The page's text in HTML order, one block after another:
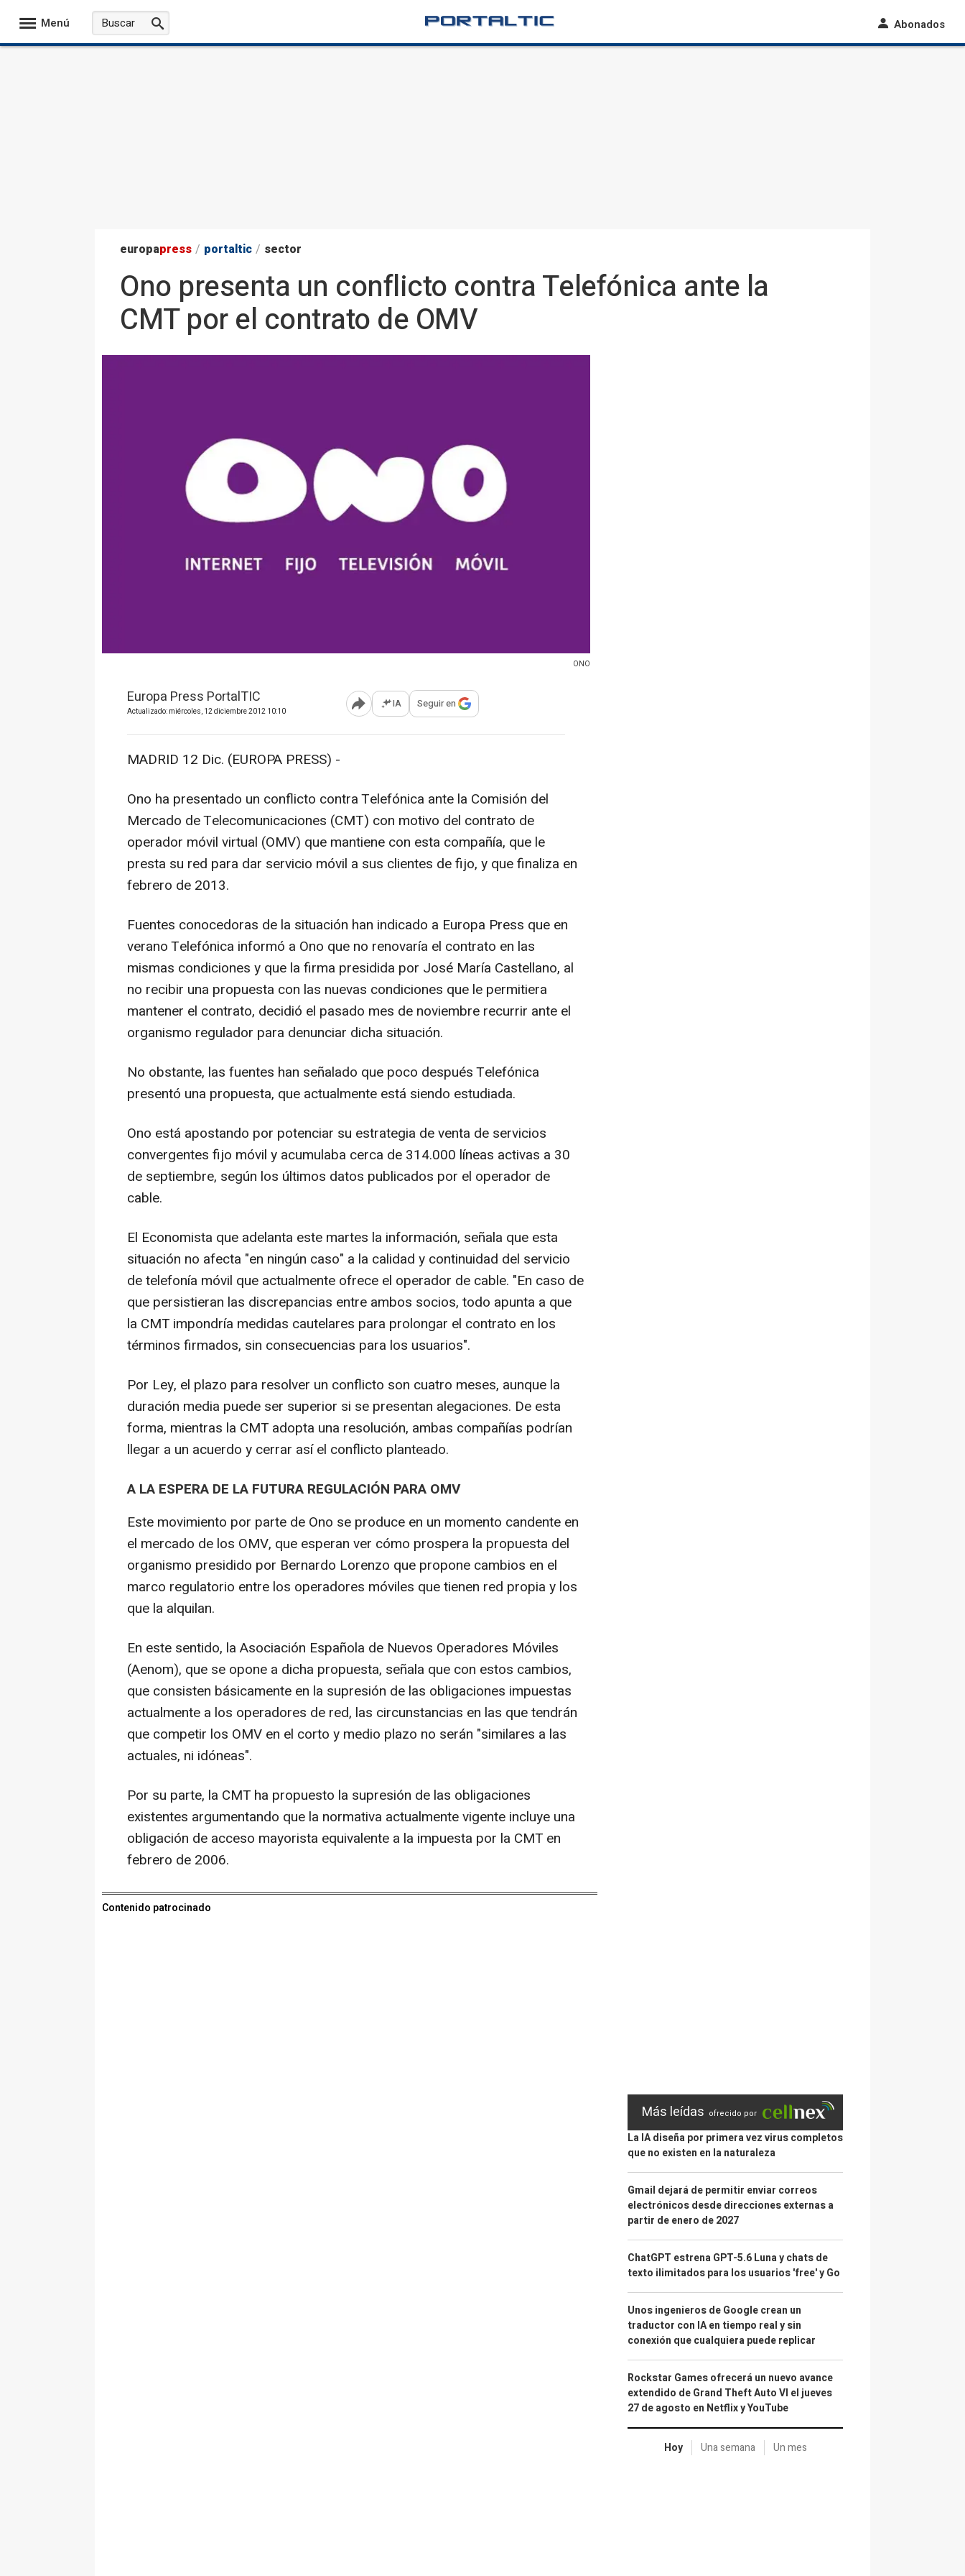
Menú Abonados
europapress / portaltic / sector
Ono presenta un conflicto contra Telefónica ante la
CMT por el contrato de OMV
ONO
Europa Press PortalTIC
Actualizado: miércoles, 12 diciembre 2012 10:10 Abrir opciones para compartir
IA Seguir en
MADRID 12 Dic. (EUROPA PRESS) -
Ono ha presentado un conflicto contra Telefónica ante la Comisión del
Mercado de Telecomunicaciones (CMT) con motivo del contrato de
operador móvil virtual (OMV) que mantiene con esta compañía, que le
presta su red para dar servicio móvil a sus clientes de fijo, y que finaliza en
febrero de 2013.
Fuentes conocedoras de la situación han indicado a Europa Press que en
verano Telefónica informó a Ono que no renovaría el contrato en las
mismas condiciones y que la firma presidida por José María Castellano, al
no recibir una propuesta con las nuevas condiciones que le permitiera
mantener el contrato, decidió el pasado mes de noviembre recurrir ante el
organismo regulador para denunciar dicha situación.
No obstante, las fuentes han señalado que poco después Telefónica
presentó una propuesta, que actualmente está siendo estudiada.
Ono está apostando por potenciar su estrategia de venta de servicios
convergentes fijo móvil y acumulaba cerca de 314.000 líneas activas a 30
de septiembre, según los últimos datos publicados por el operador de
cable.
El Economista que adelanta este martes la información, señala que esta
situación no afecta "en ningún caso" a la calidad y continuidad del servicio
de telefonía móvil que actualmente ofrece el operador de cable. "En caso de
que persistieran las discrepancias entre ambos socios, todo apunta a que
la CMT impondría medidas cautelares para prolongar el contrato en los
términos firmados, sin consecuencias para los usuarios".
Por Ley, el plazo para resolver un conflicto son cuatro meses, aunque la
duración media puede ser superior si se presentan alegaciones. De esta
forma, mientras la CMT adopta una resolución, ambas compañías podrían
llegar a un acuerdo y cerrar así el conflicto planteado.
A LA ESPERA DE LA FUTURA REGULACIÓN PARA OMV
Este movimiento por parte de Ono se produce en un momento candente en
el mercado de los OMV, que esperan ver cómo prospera la propuesta del
organismo presidido por Bernardo Lorenzo que propone cambios en el
marco regulatorio entre los operadores móviles que tienen red propia y los
que la alquilan.
En este sentido, la Asociación Española de Nuevos Operadores Móviles
(Aenom), que se opone a dicha propuesta, señala que con estos cambios,
que consisten básicamente en la supresión de las obligaciones impuestas
actualmente a los operadores de red, las circunstancias en las que tendrán
que competir los OMV en el corto y medio plazo no serán "similares a las
actuales, ni idóneas".
Por su parte, la CMT ha propuesto la supresión de las obligaciones
existentes argumentando que la normativa actualmente vigente incluye una
obligación de acceso mayorista equivalente a la impuesta por la CMT en
febrero de 2006.
Contenido patrocinado
Más leídas ofrecido por
La IA diseña por primera vez virus completos
que no existen en la naturaleza
Gmail dejará de permitir enviar correos
electrónicos desde direcciones externas a
partir de enero de 2027
ChatGPT estrena GPT-5.6 Luna y chats de
texto ilimitados para los usuarios 'free' y Go
Unos ingenieros de Google crean un
traductor con IA en tiempo real y sin
conexión que cualquiera puede replicar
Rockstar Games ofrecerá un nuevo avance
extendido de Grand Theft Auto VI el jueves
27 de agosto en Netflix y YouTube
Hoy Una semana Un mes